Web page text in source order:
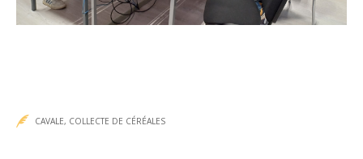
Accueil
CAVALE, COLLECTE DE CÉRÉALES